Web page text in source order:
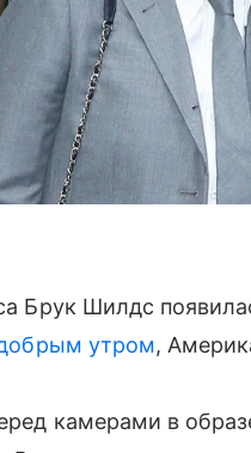
Брук Шилдс
утром,
камерами в